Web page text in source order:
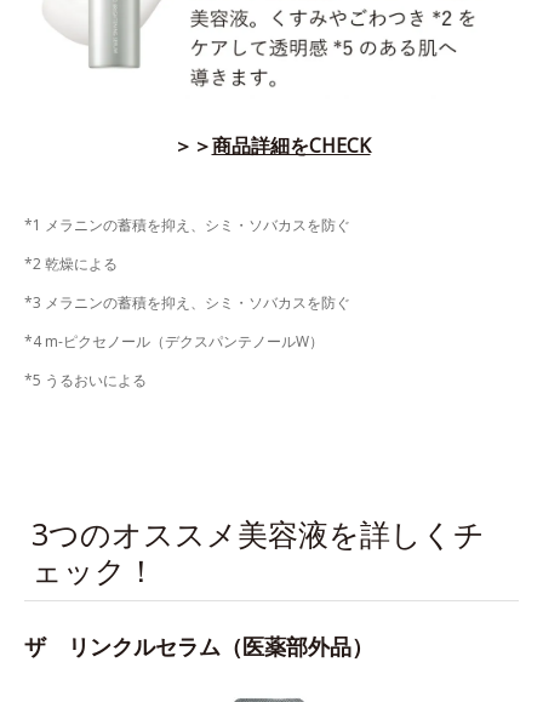
＞＞商品詳細をCHECK
*1 メラニンの蓄積を抑え、シミ・ソバカスを防ぐ
*2 乾燥による
*3 メラニンの蓄積を抑え、シミ・ソバカスを防ぐ
*4 m-ピクセノール（デクスパンテノールW）
*5 うるおいによる
3つのオススメ美容液を詳しくチ
ェック！
ザ リンクルセラム（医薬部外品）